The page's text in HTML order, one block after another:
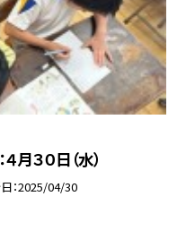
３０日（水）
2025/04/30